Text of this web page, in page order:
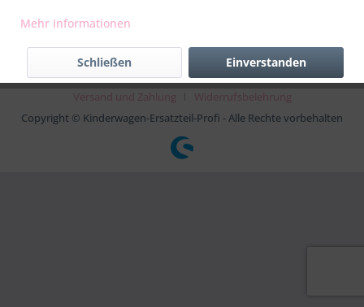
Rückgabe
Sitemap
Über uns
Versand und Zahlung
Widerrufsbelehrung
Copyright © Kinderwagen-Ersatzteil-Profi - Alle Rechte vorbehalten
Mehr Informationen
Einverstanden
Schließen